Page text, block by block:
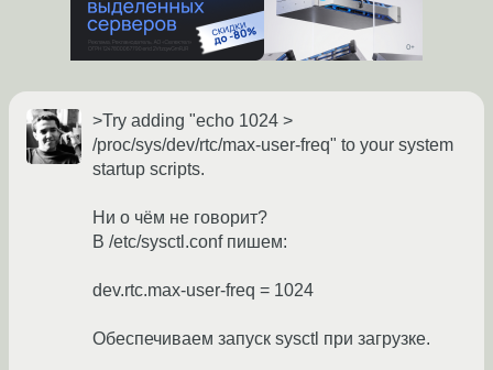
>Try adding "echo 1024 >
/proc/sys/dev/rtc/max-user-freq" to your system
startup scripts.
Ни о чём не говорит?
В /etc/sysctl.conf пишем:
dev.rtc.max-user-freq = 1024
Обеспечиваем запуск sysctl при загрузке.